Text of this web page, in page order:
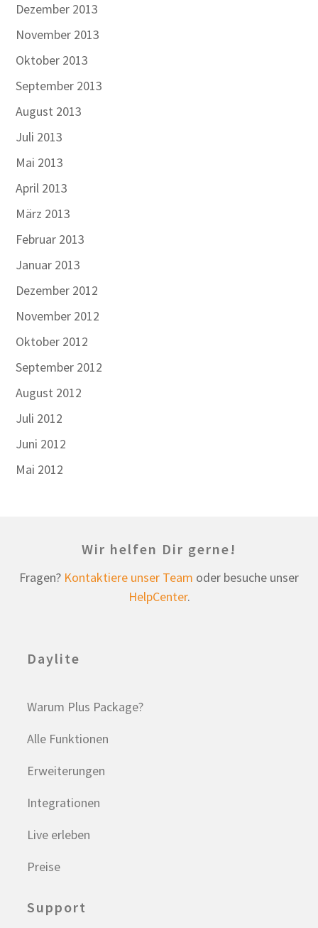
Dezember 2013
November 2013
Oktober 2013
September 2013
August 2013
Juli 2013
Mai 2013
April 2013
März 2013
Februar 2013
Januar 2013
Dezember 2012
November 2012
Oktober 2012
September 2012
August 2012
Juli 2012
Juni 2012
Mai 2012
Wir helfen Dir gerne!
Fragen? Kontaktiere unser Team oder besuche unser
HelpCenter.
Daylite
Warum Plus Package?
Alle Funktionen
Erweiterungen
Integrationen
Live erleben
Preise
Support